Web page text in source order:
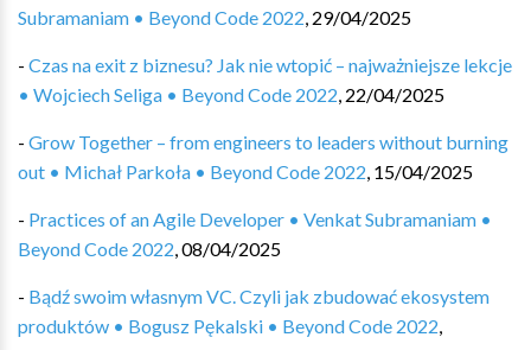
Subramaniam • Beyond Code 2022, 29/04/2025
- Czas na exit z biznesu? Jak nie wtopić – najważniejsze lekcje
• Wojciech Seliga • Beyond Code 2022, 22/04/2025
- Grow Together – from engineers to leaders without burning
out • Michał Parkoła • Beyond Code 2022, 15/04/2025
- Practices of an Agile Developer • Venkat Subramaniam •
Beyond Code 2022,08/04/2025
- Bądź swoim własnym VC. Czyli jak zbudować ekosystem
produktów • Bogusz Pękalski • Beyond Code 2022,